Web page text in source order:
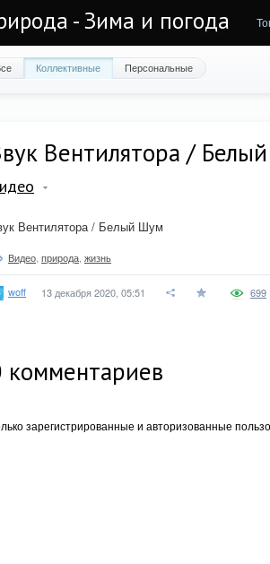
- Зима и погода
Коллективные Персональные
Вентилятора /
Вентилятора / Белый Шум
Видео природа жизнь
woff 13 декабря 2020, 05:51 699
комментариев
зарегистрированные и авторизованные